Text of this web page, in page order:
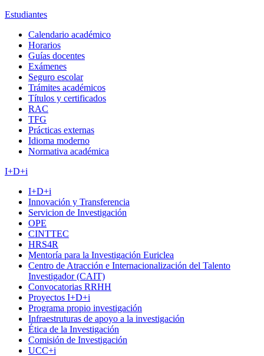
Estudiantes
Calendario académico
Horarios
Guías docentes
Exámenes
Seguro escolar
Trámites académicos
Títulos y certificados
RAC
TFG
Prácticas externas
Idioma moderno
Normativa académica
I+D+i
I+D+i
Innovación y Transferencia
Servicion de Investigación
OPE
CINTTEC
HRS4R
Mentoría para la Investigación Euriclea
Centro de Atracción e Internacionalización del Talento
Investigador (CAIT)
Convocatorias RRHH
Proyectos I+D+i
Programa propio investigación
Infraestruturas de apoyo a la investigación
Ética de la Investigación
Comisión de Investigación
UCC+i